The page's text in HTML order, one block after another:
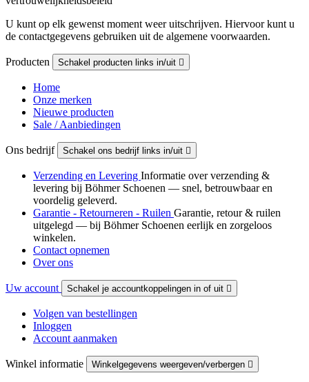
U kunt op elk gewenst moment weer uitschrijven. Hiervoor kunt u
de contactgegevens gebruiken uit de algemene voorwaarden.
Producten Schakel producten links in/uit 
Home
Onze merken
Nieuwe producten
Sale / Aanbiedingen
Ons bedrijf Schakel ons bedrijf links in/uit 
Verzending en Levering Informatie over verzending &
levering bij Böhmer Schoenen — snel, betrouwbaar en
voordelig geleverd.
Garantie - Retourneren - Ruilen Garantie, retour & ruilen
uitgelegd — bij Böhmer Schoenen eerlijk en zorgeloos
winkelen.
Contact opnemen
Over ons
Uw account Schakel je accountkoppelingen in of uit 
Volgen van bestellingen
Inloggen
Account aanmaken
Winkel informatie Winkelgegevens weergeven/verbergen 